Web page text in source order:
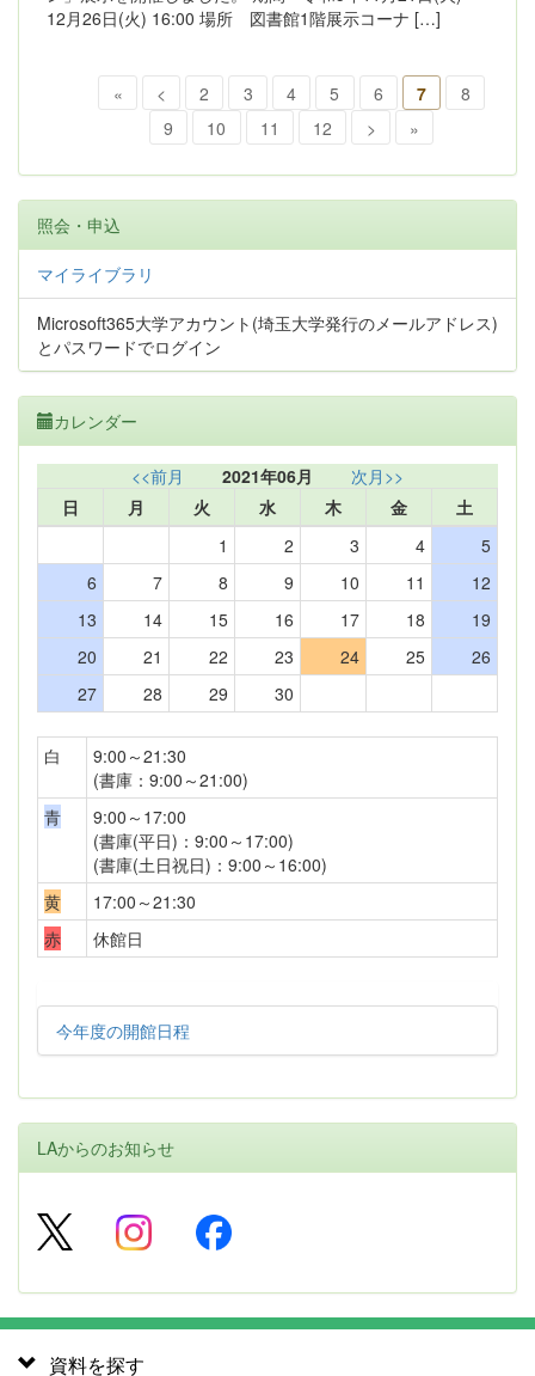
12月26日(火) 16:00 場所 図書館1階展示コーナ […]
« < 2 3 4 5 6 7
8
9
10 11 12 > »
照会・申込
マイライブラリ
Microsoft365大学アカウント(埼玉大学発行のメールアドレス)
とパスワードでログイン
カレンダー
<<前月 2021年06月
次月>>
日
月 火 水 木 金
土
1
2 3 4
5
6
7 8 9 10 11
12
13
14 15 16 17 18
19
20
21 22 23 24 25
26
27
28 29 30
白
9:00～21:30
(書庫：9:00～21:00)
青
9:00～17:00
(書庫(平日)：9:00～17:00)
(書庫(土日祝日)：9:00～16:00)
黄
17:00～21:30
赤
休館日
今年度の開館日程
LAからのお知らせ
資料を探す